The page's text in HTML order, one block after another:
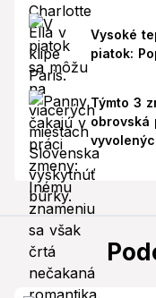
Vysoké
piatok:
Týmto 3
obrovská